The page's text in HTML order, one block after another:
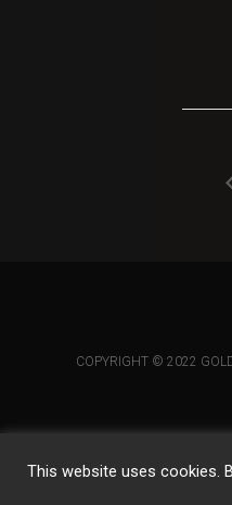
COPYRIGHT © 2022
This website uses cookies.